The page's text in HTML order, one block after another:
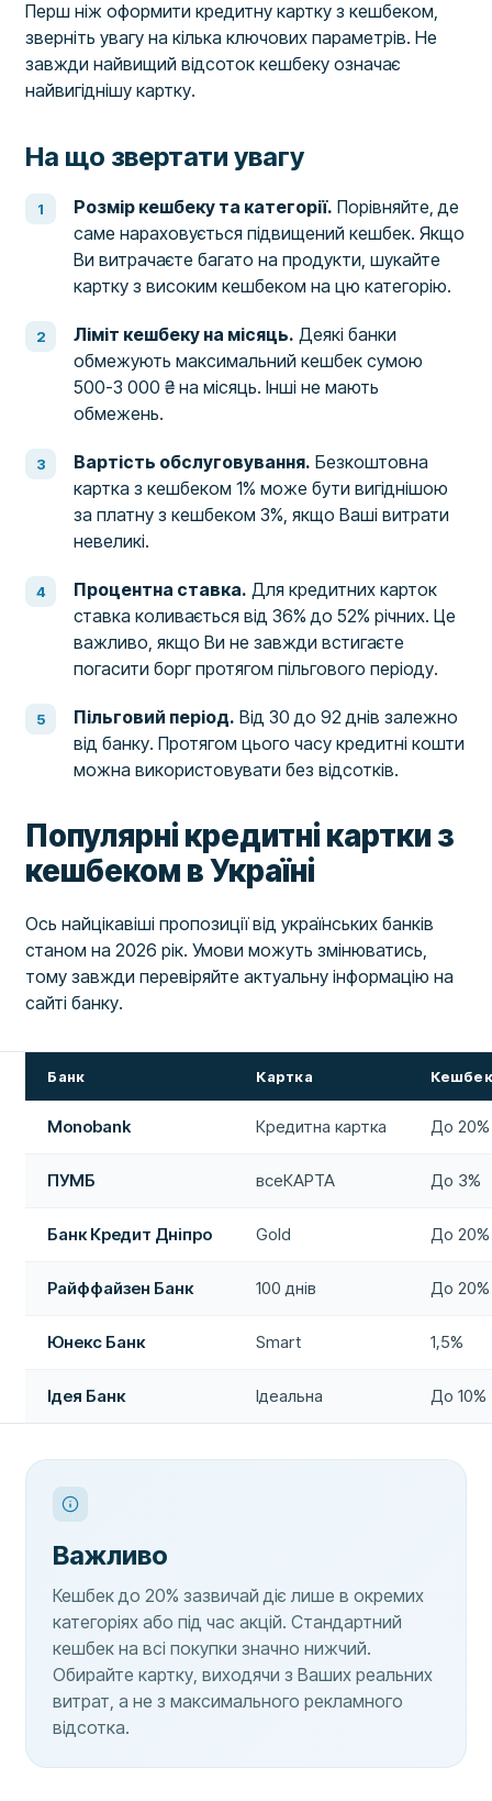
Перш ніж оформити кредитну картку з кешбеком,
зверніть увагу на кілька ключових параметрів. Не
завжди найвищий відсоток кешбеку означає
найвигіднішу картку.
На що звертати увагу
Розмір кешбеку та категорії. Порівняйте, де
саме нараховується підвищений кешбек. Якщо
Ви витрачаєте багато на продукти, шукайте
картку з високим кешбеком на цю категорію.
Ліміт кешбеку на місяць. Деякі банки
обмежують максимальний кешбек сумою
500-3 000 ₴ на місяць. Інші не мають
обмежень.
Вартість обслуговування. Безкоштовна
картка з кешбеком 1% може бути вигіднішою
за платну з кешбеком 3%, якщо Ваші витрати
невеликі.
Процентна ставка. Для кредитних карток
ставка коливається від 36% до 52% річних. Це
важливо, якщо Ви не завжди встигаєте
погасити борг протягом пільгового періоду.
Пільговий період. Від 30 до 92 днів залежно
від банку. Протягом цього часу кредитні кошти
можна використовувати без відсотків.
Популярні кредитні картки з
кешбеком в Україні
Ось найцікавіші пропозиції від українських банків
станом на 2026 рік. Умови можуть змінюватись,
тому завжди перевіряйте актуальну інформацію на
сайті банку.
Банк Картка Кешбек
Monobank Кредитна картка До 20%
ПУМБ всеКАРТА До 3%
Банк Кредит Дніпро Gold До 20%
Райффайзен Банк 100 днів До 20%
Юнекс Банк Smart 1,5%
Ідея Банк Ідеальна До 10%
Важливо
Кешбек до 20% зазвичай діє лише в окремих
категоріях або під час акцій. Стандартний
кешбек на всі покупки значно нижчий.
Обирайте картку, виходячи з Ваших реальних
витрат, а не з максимального рекламного
відсотка.